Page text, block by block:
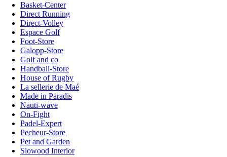
Basket-Center
Direct Running
Direct-Volley
Espace Golf
Foot-Store
Galopp-Store
Golf and co
Handball-Store
House of Rugby
La sellerie de Maé
Made in Paradis
Nauti-wave
On-Fight
Padel-Expert
Pecheur-Store
Pet and Garden
Slowood Interior